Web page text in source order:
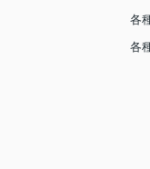
各
各